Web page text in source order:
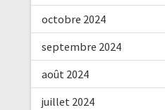
octobre 2024
septembre 2024
août 2024
juillet 2024